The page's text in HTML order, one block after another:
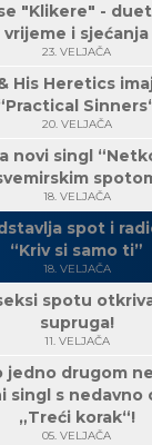
"Klikere" -
vrijeme i sjećanja
23. VELJAČA
His Heretics
20. VELJAČA
novi singl
18. VELJAČA
spot i
“Kriv si samo ti”
18. VELJAČA
spotu
supruga!
11. VELJAČA
jedno drugom
singl s nedavno
„Treći korak“!
05. VELJAČA